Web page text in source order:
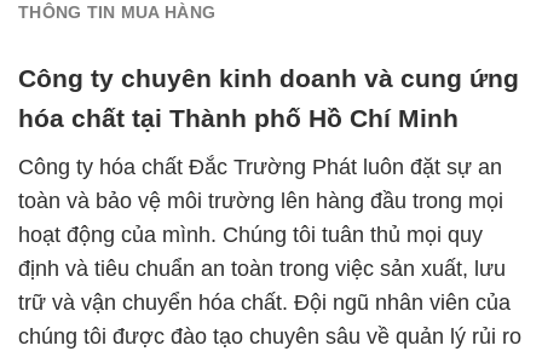
THÔNG TIN MUA HÀNG
Công ty chuyên kinh doanh và cung ứng
hóa chất tại Thành phố Hồ Chí Minh
Công ty hóa chất Đắc Trường Phát luôn đặt sự an
toàn và bảo vệ môi trường lên hàng đầu trong mọi
hoạt động của mình. Chúng tôi tuân thủ mọi quy
định và tiêu chuẩn an toàn trong việc sản xuất, lưu
trữ và vận chuyển hóa chất. Đội ngũ nhân viên của
chúng tôi được đào tạo chuyên sâu về quản lý rủi ro